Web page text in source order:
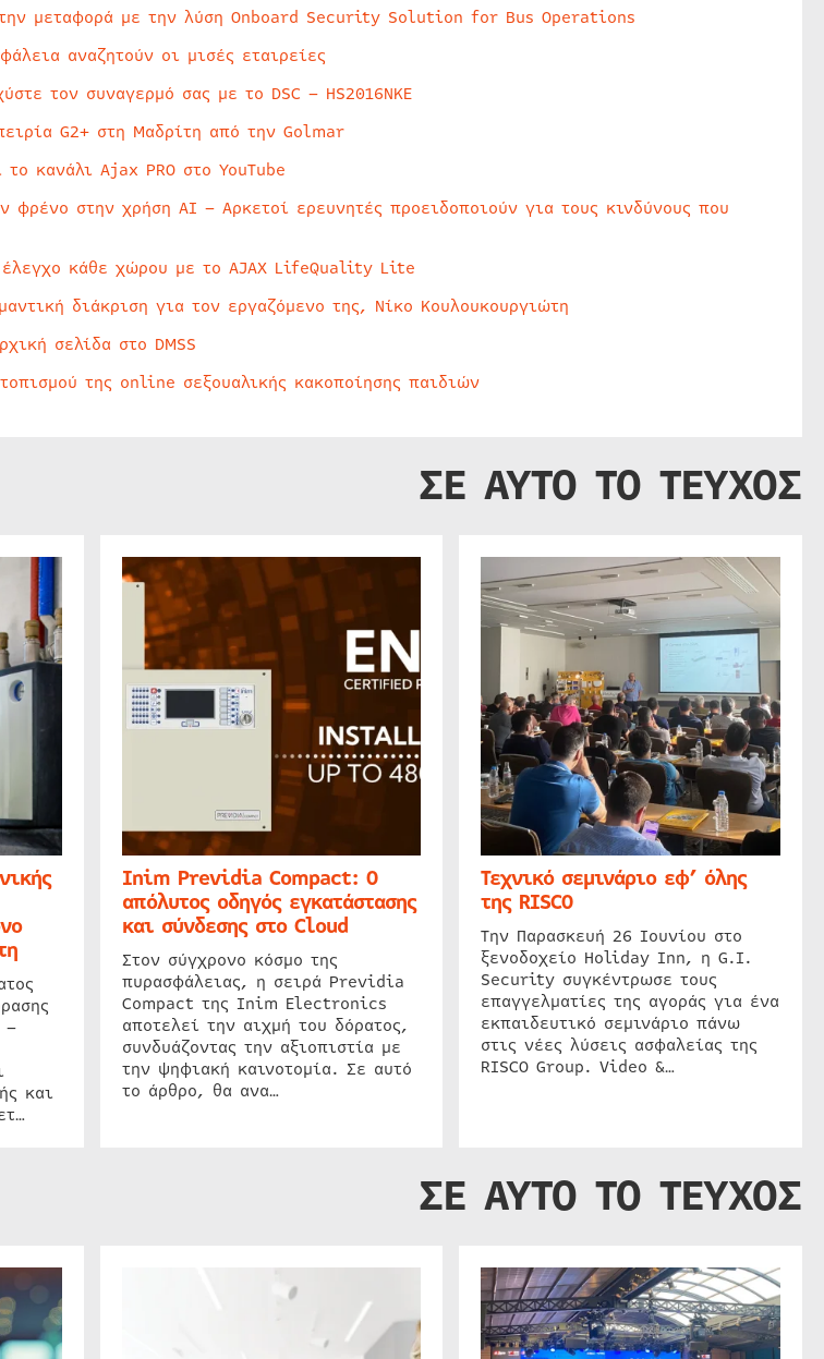
μεταφορά με την λύση Onboard Security Solution for Bus Operations
αναζητούν οι μισές εταιρείες
τον συναγερμό σας με το DSC – HS2016NKE
G2+ στη Μαδρίτη από την Golmar
κανάλι Ajax PRO στο YouTube
φρένο στην χρήση AI – Αρκετοί ερευνητές προειδοποιούν για τους κινδύνους που
έλεγχο κάθε χώρου με το AJAX LifeQuality Lite
διάκριση για τον εργαζόμενο της, Νίκο Κουλουκουργιώτη
σελίδα στο DMSS
της online σεξουαλικής κακοποίησης παιδιών
ΣΕ ΑΥΤΟ ΤΟ ΤΕΥΧΟΣ
–
και
Inim Previdia Compact: Ο
απόλυτος οδηγός εγκατάστασης
και σύνδεσης στο Cloud
Στον σύγχρονο κόσμο της
πυρασφάλειας, η σειρά Previdia
Compact της Inim Electronics
αποτελεί την αιχμή του δόρατος,
συνδυάζοντας την αξιοπιστία με
την ψηφιακή καινοτομία. Σε αυτό
το άρθρο, θα ανα…
Τεχνικό σεμινάριο εφ’ όλης
της RISCO
Την Παρασκευή 26 Ιουνίου στο
ξενοδοχείο Holiday Inn, η G.I.
Security συγκέντρωσε τους
επαγγελματίες της αγοράς για ένα
εκπαιδευτικό σεμινάριο πάνω
στις νέες λύσεις ασφαλείας της
RISCO Group. Video &…
ΣΕ ΑΥΤΟ ΤΟ ΤΕΥΧΟΣ